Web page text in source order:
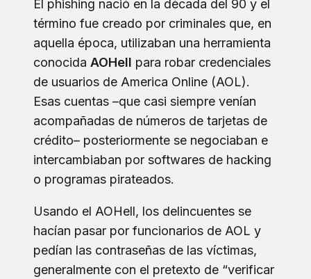
El phishing nació en la década del 90 y el
término fue creado por criminales que, en
aquella época, utilizaban una herramienta
conocida AOHell para robar credenciales
de usuarios de America Online (AOL).
Esas cuentas –que casi siempre venían
acompañadas de números de tarjetas de
crédito– posteriormente se negociaban e
intercambiaban por softwares de hacking
o programas pirateados.
Usando el AOHell, los delincuentes se
hacían pasar por funcionarios de AOL y
pedían las contraseñas de las víctimas,
generalmente con el pretexto de “verificar